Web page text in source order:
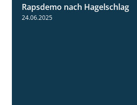
Rapsdemo nach Hagelschlag
24.06.2025